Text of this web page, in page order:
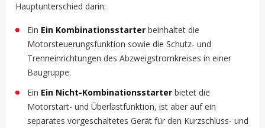
Hauptunterschied darin:
Ein Ein Kombinationsstarter beinhaltet die
Motorsteuerungsfunktion sowie die Schutz- und
Trenneinrichtungen des Abzweigstromkreises in einer
Baugruppe.
Ein Ein Nicht-Kombinationsstarter bietet die
Motorstart- und Überlastfunktion, ist aber auf ein
separates vorgeschaltetes Gerät für den Kurzschluss- und